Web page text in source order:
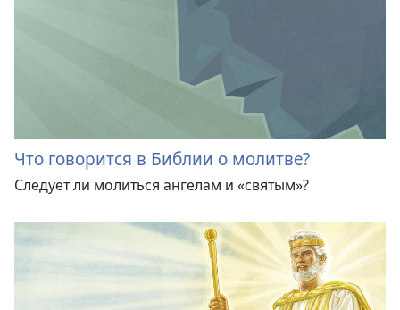
Что говорится в Библии о молитве?
Следует ли молиться ангелам и «святым»?